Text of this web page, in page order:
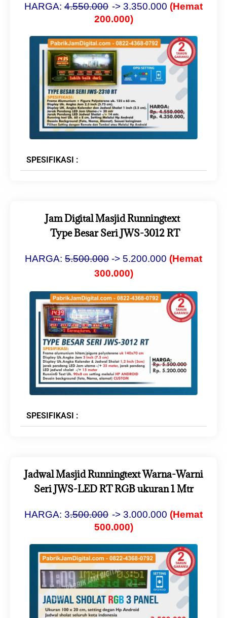
HARGA: 4.550.000 -> 3.350.000 (Hemat
200.000)
SPESIFIKASI :
Jam Digital Masjid Runningtext
Type Besar Seri JWS-3012 RT
HARGA: 5.500.000 -> 5.200.000 (Hemat
300.000)
SPESIFIKASI :
Jadwal Masjid Runningtext Warna-Warni
Seri JWS-LED RT RGB ukuran 1 Mtr
HARGA: 3.500.000 -> 3.000.000 (Hemat
500.000)